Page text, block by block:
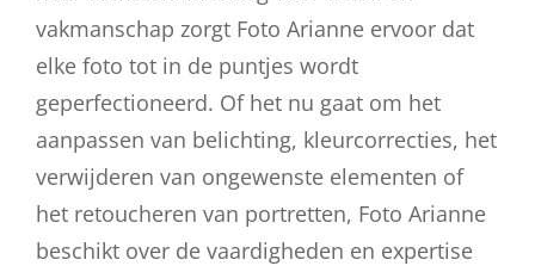
vakmanschap zorgt Foto Arianne ervoor dat
elke foto tot in de puntjes wordt
geperfectioneerd. Of het nu gaat om het
aanpassen van belichting, kleurcorrecties, het
verwijderen van ongewenste elementen of
het retoucheren van portretten, Foto Arianne
beschikt over de vaardigheden en expertise